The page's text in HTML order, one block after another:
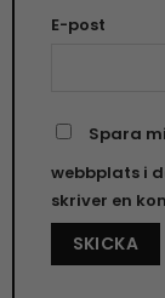
E-post
Spara
webbplats i
skriver en